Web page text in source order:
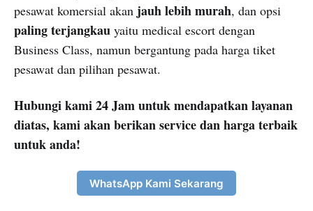
pesawat komersial akan jauh lebih murah, dan opsi
paling terjangkau yaitu medical escort dengan
Business Class, namun bergantung pada harga tiket
pesawat dan pilihan pesawat.
Hubungi kami 24 Jam untuk mendapatkan layanan
diatas, kami akan berikan service dan harga terbaik
untuk anda!
WhatsApp Kami Sekarang